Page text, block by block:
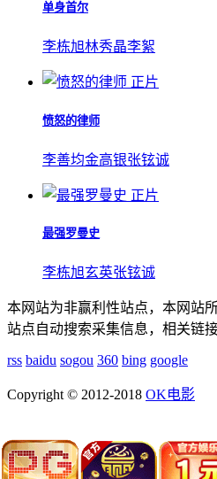
单身首尔
李栋旭林秀晶李絮
正片
愤怒的律师
李善均金高银张铉诚
正片
最强罗曼史
李栋旭玄英张铉诚
本网站为非赢利性站点，本网站
站点自动搜索采集信息，相关链
rss baidu sogou 360 bing google
Copyright © 2012-2018 OK电影